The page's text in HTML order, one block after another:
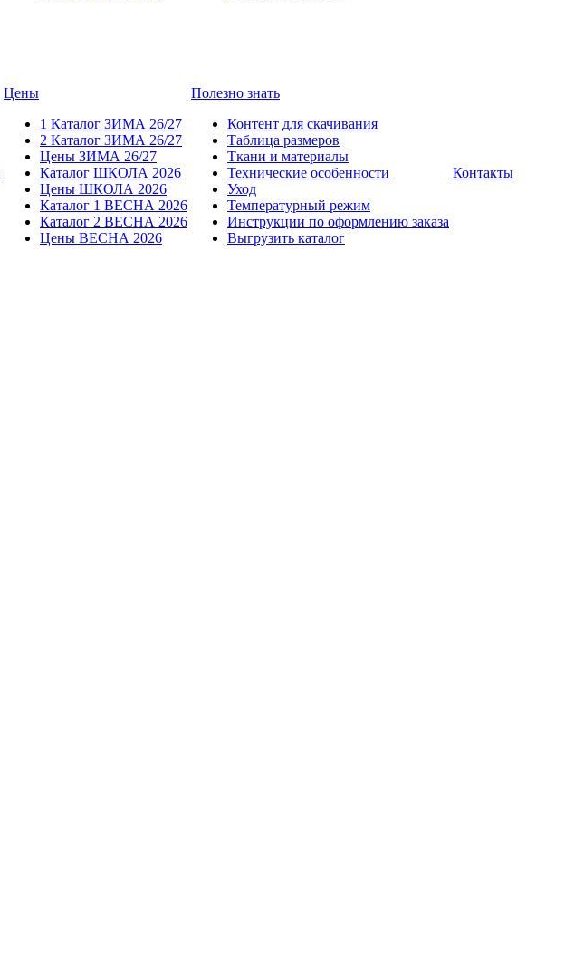
Цены
1 Каталог ЗИМА 26/27
2 Каталог ЗИМА 26/27
Цены ЗИМА 26/27
Каталог ШКОЛА 2026
Цены ШКОЛА 2026
Каталог 1 ВЕСНА 2026
Каталог 2 ВЕСНА 2026
Цены ВЕСНА 2026
Полезно знать
Контент для скачивания
Таблица размеров
Ткани и материалы
Технические особенности
Уход
Температурный режим
Инструкции по оформлению заказа
Выгрузить каталог
Контакты